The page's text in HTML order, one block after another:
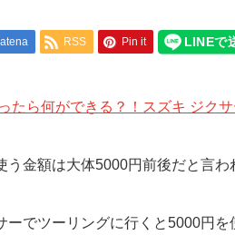
RSS Pin it
たら何ができる？！スズキ ジク
金額は大体5000円前後だと言わ
でツーリングに行くと5000円